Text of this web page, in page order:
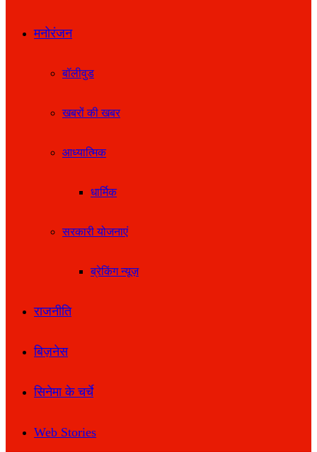
मनोरंजन
बॉलीवुड
खबरों की खबर
आध्यात्मिक
धार्मिक
सरकारी योजनाएं
ब्रेकिंग न्यूज़
राजनीति
बिज़नेस
सिनेमा के चर्चे
Web Stories